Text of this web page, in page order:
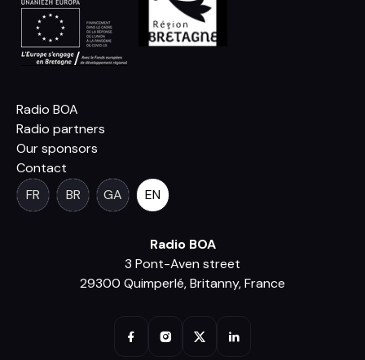
Radio BOA
Radio partners
Our sponsors
Contact
FR
BR GA EN
Radio BOA
3 Pont-Aven street
29300 Quimperlé, Britanny, France